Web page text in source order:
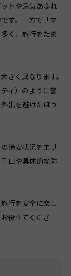
トや活気あふれ
す。一方で「マ
く、旅行をため
きく異なります。
ィ）のように警
出を避けたほう
治安状況をエリ
口や具体的な防
行を安全に楽し
役立てくださ